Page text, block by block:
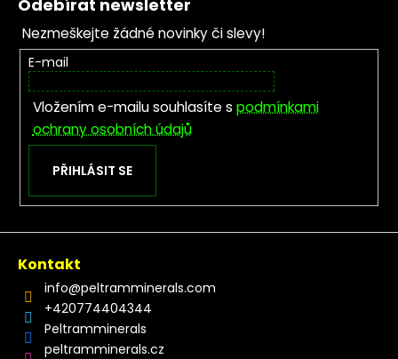
Odebírat newsletter
Nezmeškejte žádné novinky či slevy!
E-mail
Vložením e-mailu souhlasíte s podmínkami
ochrany osobních údajů
PŘIHLÁSIT SE
Kontakt
info@peltramminerals.com
+420774404344
Peltramminerals
peltramminerals.cz